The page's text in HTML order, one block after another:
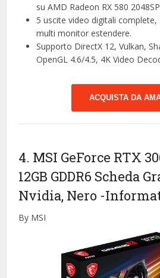
su AMD Radeon RX 580
5 uscite video digitali
multi monitor estendere.
Supporto DirectX 12, Vulkan,
OpenGL 4.6/4.5, 4K Video
ACQUISTA DA
4. MSI GeForce RTX
12GB GDDR6 Scheda
Nvidia, ‎Nero -
By MSI